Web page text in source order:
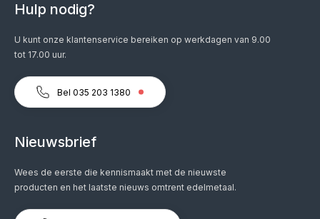
Hulp nodig?
U kunt onze klantenservice bereiken op werkdagen van 9.00
tot 17.00 uur.
Bel 035 203 1380
Nieuwsbrief
Wees de eerste die kennismaakt met de nieuwste
producten en het laatste nieuws omtrent edelmetaal.